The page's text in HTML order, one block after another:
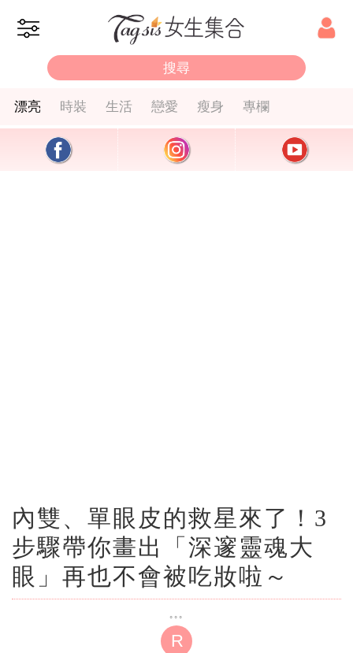
漂亮 時裝 生活 戀愛 瘦身 專欄
內雙、單眼皮的救星來了！3
步驟帶你畫出「深邃靈魂大
眼」再也不會被吃妝啦～
R